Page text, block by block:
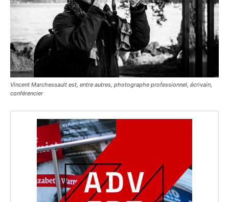
Vincent Marchessault est, entre autres, photographe professionnel, écrivain,
conférencier